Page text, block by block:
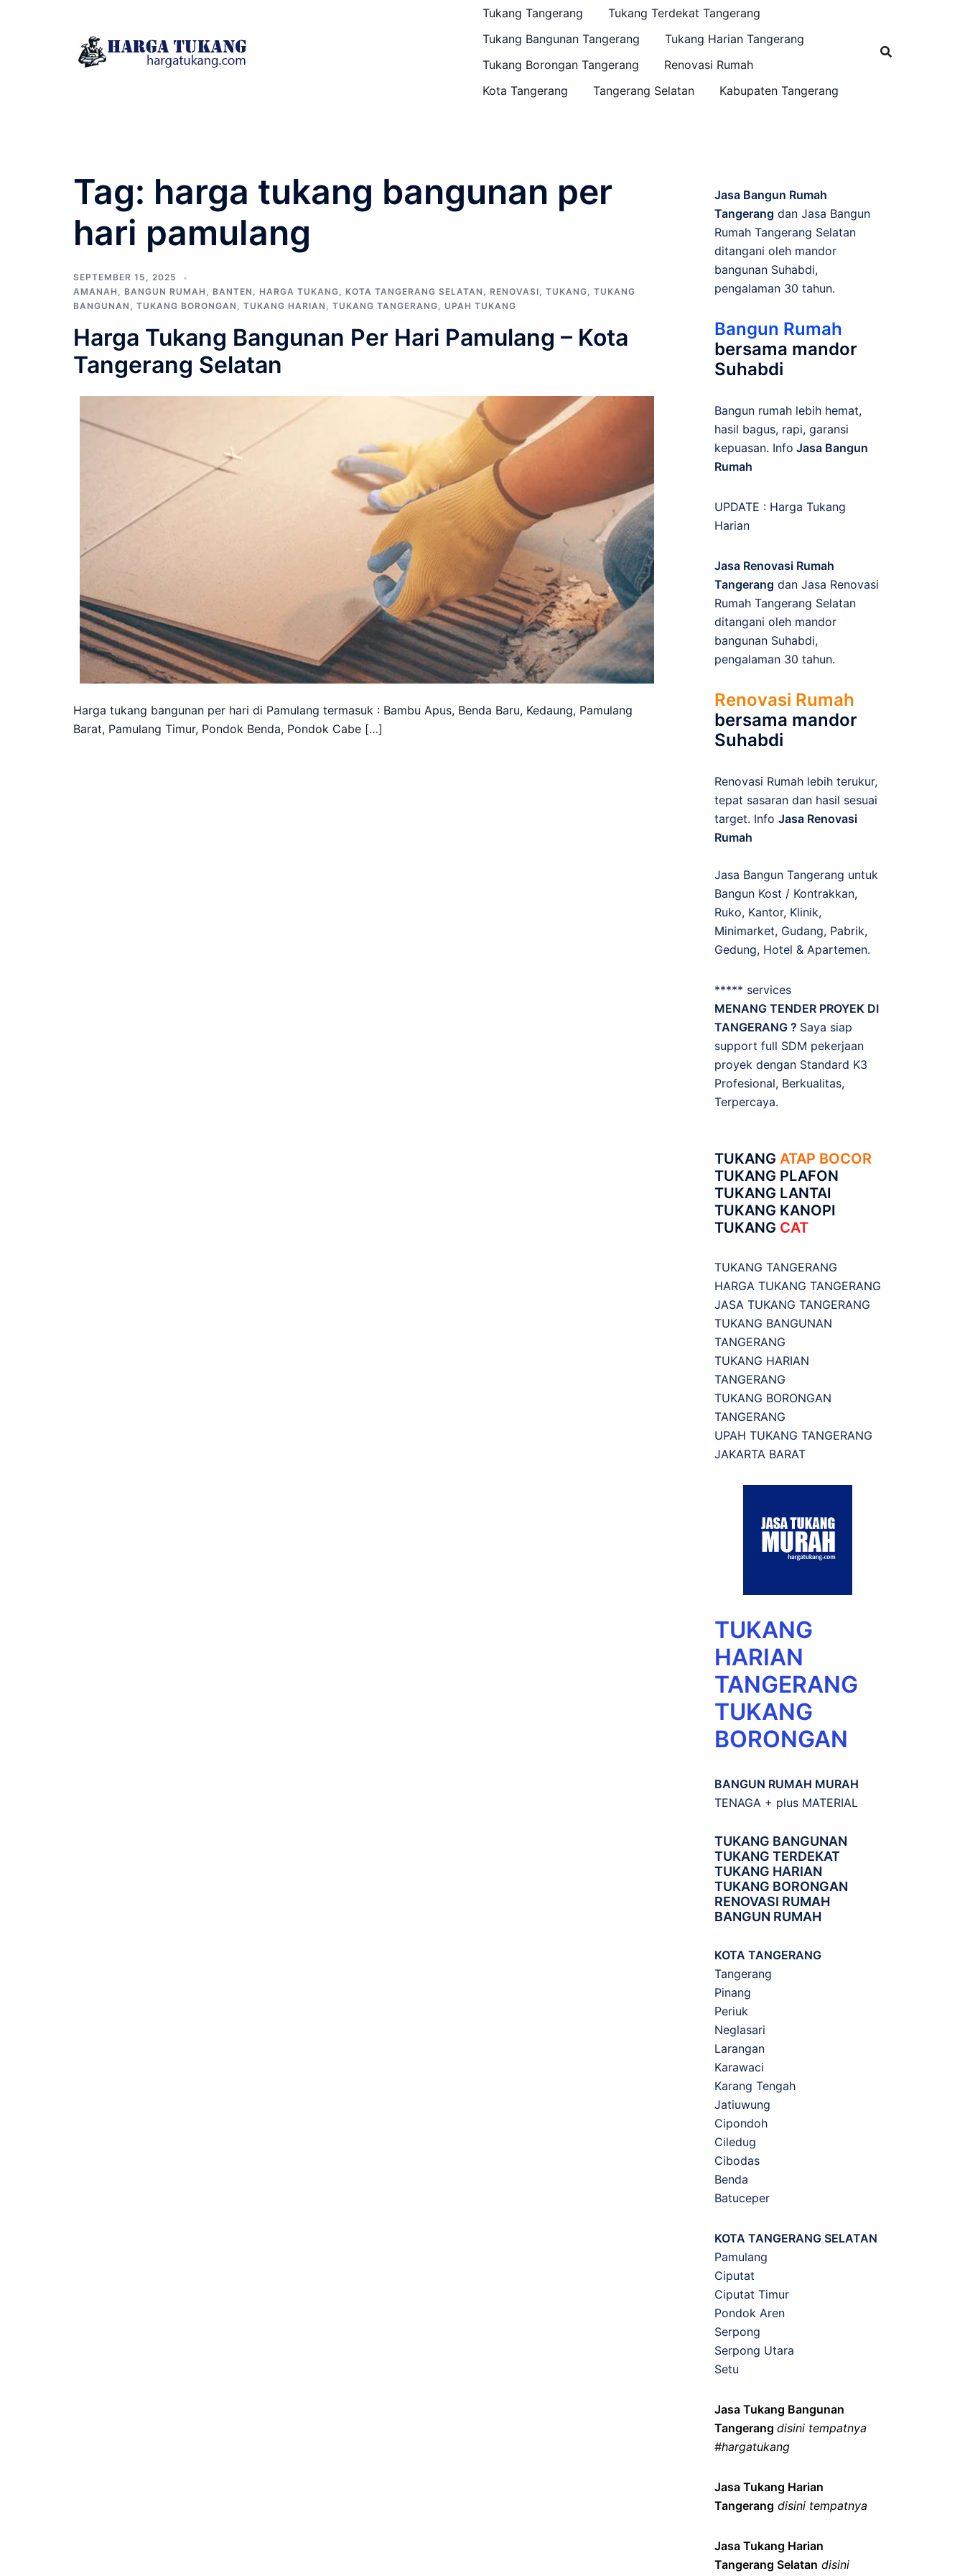
Tukang Tangerang
Tukang Terdekat Tangerang
Tukang Bangunan Tangerang
Tukang Harian Tangerang
Tukang Borongan Tangerang
Renovasi Rumah
Kota Tangerang
Tangerang Selatan Kabupaten Tangerang
Tag: harga tukang bangunan per
hari pamulang
SEPTEMBER 15, 2025
AMANAH , BANGUN RUMAH , BANTEN , HARGA TUKANG, KOTA TANGERANG SELATAN , RENOVASI, TUKANG, TUKANG
BANGUNAN , TUKANG BORONGAN , TUKANG HARIAN , TUKANG TANGERANG, UPAH TUKANG
Harga Tukang Bangunan Per Hari Pamulang – Kota
Tangerang Selatan
Harga tukang bangunan per hari di Pamulang termasuk : Bambu Apus, Benda Baru, Kedaung, Pamulang
Barat, Pamulang Timur, Pondok Benda, Pondok Cabe […]
Jasa Bangun Rumah
Tangerang dan Jasa Bangun
Rumah Tangerang Selatan
ditangani oleh mandor
bangunan Suhabdi,
pengalaman 30 tahun.
Bangun Rumah
bersama mandor
Suhabdi
Bangun rumah lebih hemat,
hasil bagus, rapi, garansi
kepuasan. Info Jasa Bangun
Rumah
UPDATE : Harga Tukang
Harian
Jasa Renovasi Rumah
Tangerang dan Jasa Renovasi
Rumah Tangerang Selatan
ditangani oleh mandor
bangunan Suhabdi,
pengalaman 30 tahun.
Renovasi Rumah
bersama mandor
Suhabdi
Renovasi Rumah lebih terukur,
tepat sasaran dan hasil sesuai
target. Info Jasa Renovasi
Rumah
Jasa Bangun Tangerang untuk
Bangun Kost / Kontrakkan,
Ruko, Kantor, Klinik,
Minimarket, Gudang, Pabrik,
Gedung, Hotel & Apartemen.
***** services
MENANG TENDER PROYEK DI
TANGERANG ? Saya siap
support full SDM pekerjaan
proyek dengan Standard K3
Profesional, Berkualitas,
Terpercaya.
TUKANG ATAP BOCOR
TUKANG PLAFON
TUKANG LANTAI
TUKANG KANOPI
TUKANG CAT
TUKANG TANGERANG
HARGA TUKANG TANGERANG
JASA TUKANG TANGERANG
TUKANG BANGUNAN
TANGERANG
TUKANG HARIAN
TANGERANG
TUKANG BORONGAN
TANGERANG
UPAH TUKANG TANGERANG
JAKARTA BARAT
TUKANG
HARIAN
TANGERANG
TUKANG
BORONGAN
BANGUN RUMAH MURAH
TENAGA + plus MATERIAL
TUKANG BANGUNAN
TUKANG TERDEKAT
TUKANG HARIAN
TUKANG BORONGAN
RENOVASI RUMAH
BANGUN RUMAH
KOTA TANGERANG
Tangerang
Pinang
Periuk
Neglasari
Larangan
Karawaci
Karang Tengah
Jatiuwung
Cipondoh
Ciledug
Cibodas
Benda
Batuceper
KOTA TANGERANG SELATAN
Pamulang
Ciputat
Ciputat Timur
Pondok Aren
Serpong
Serpong Utara
Setu
Jasa Tukang Bangunan
Tangerang disini tempatnya
#hargatukang
Jasa Tukang Harian
Tangerang disini tempatnya
Jasa Tukang Harian
Tangerang Selatan disini